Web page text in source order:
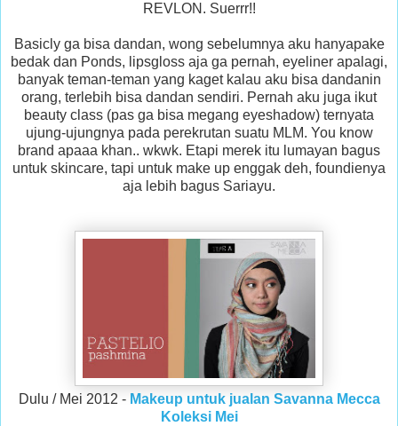
REVLON. Suerrr!!
Basicly ga bisa dandan, wong sebelumnya aku hanyapake
bedak dan Ponds, lipsgloss aja ga pernah, eyeliner apalagi,
banyak teman-teman yang kaget kalau aku bisa dandanin
orang, terlebih bisa dandan sendiri. Pernah aku juga ikut
beauty class (pas ga bisa megang eyeshadow) ternyata
ujung-ujungnya pada perekrutan suatu MLM. You know
brand apaaa khan.. wkwk. Etapi merek itu lumayan bagus
untuk skincare, tapi untuk make up enggak deh, foundienya
aja lebih bagus Sariayu.
Dulu / Mei 2012 - Makeup untuk jualan Savanna Mecca
Koleksi Mei